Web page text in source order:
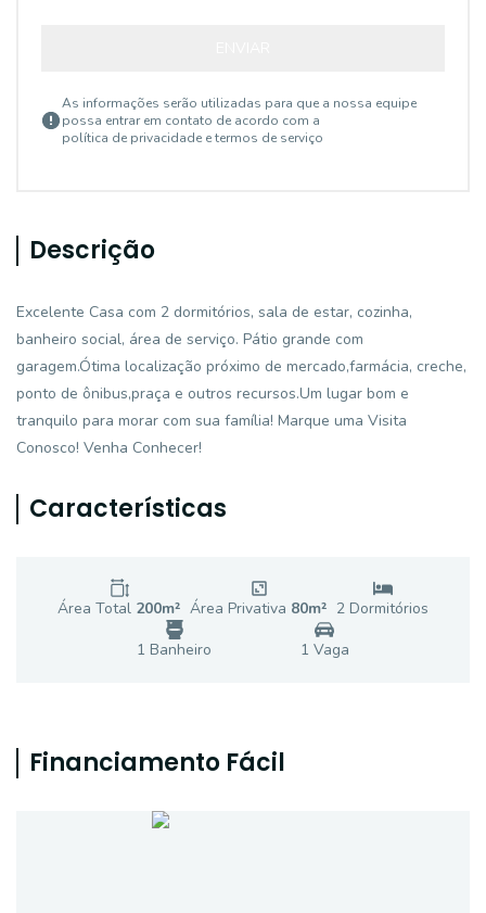
As informações serão utilizadas para que a nossa equipe
possa entrar em contato de acordo com a
política de privacidade e termos de serviço
Descrição
Excelente Casa com 2 dormitórios, sala de estar, cozinha,
banheiro social, área de serviço. Pátio grande com
garagem.Ótima localização próximo de mercado,farmácia, creche,
ponto de ônibus,praça e outros recursos.Um lugar bom e
tranquilo para morar com sua família! Marque uma Visita
Conosco! Venha Conhecer!
Características
Área Total 200m² Área Privativa 80m² 2 Dormitórios
1 Banheiro 1 Vaga
Financiamento Fácil